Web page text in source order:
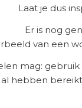
Laat je dus
Er is nog
van een
mag:
al hebben